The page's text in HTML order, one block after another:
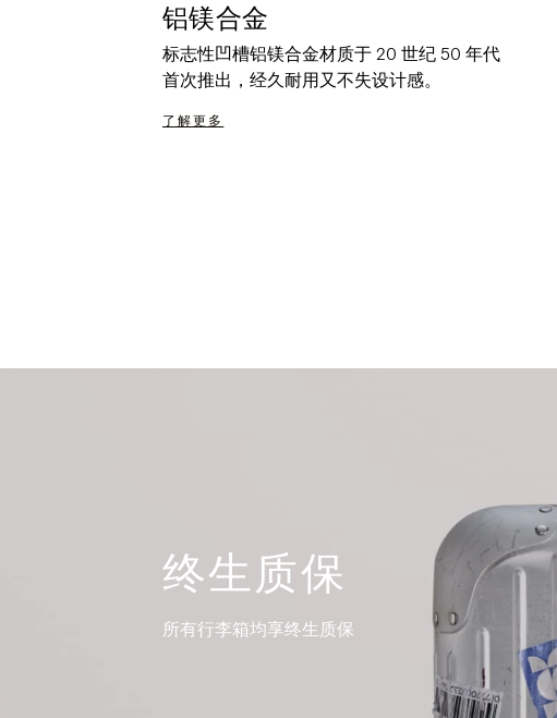
铝镁合金
标志性凹槽铝镁合金材质于 20 世纪 50 年代
首次推出，经久耐用又不失设计感。
了解更多
终生质保
所有行李箱均享终生质保